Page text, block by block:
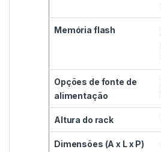
Memória flash
Opções de fonte de
alimentação
Altura do rack
Dimensões (A x L x P)